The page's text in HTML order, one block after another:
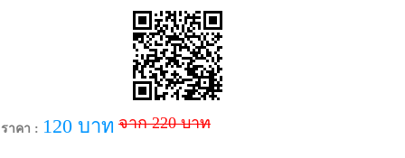
ราคา : 120 บาท จาก 220 บาท